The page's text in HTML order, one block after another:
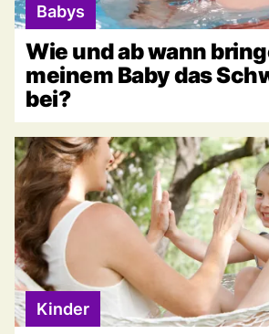
Babys
Wie und ab wann
meinem Baby das
bei?
Kinder